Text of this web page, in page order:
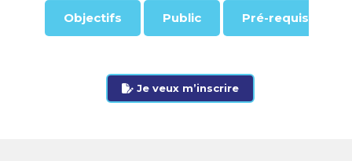
Objectifs Public Pré-requis
Je veux m’inscrire